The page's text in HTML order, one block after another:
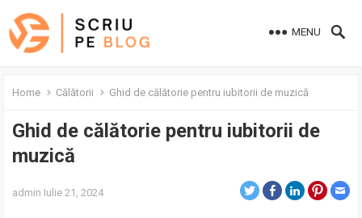
MENU
Home Călătorii Ghid de călătorie pentru iubitorii de muzică
Ghid de călătorie pentru iubitorii de
muzică
admin Iulie 21, 2024